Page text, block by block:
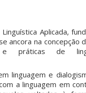
Aplicada,
na concepção
práticas de
linguagem e
a linguagem em